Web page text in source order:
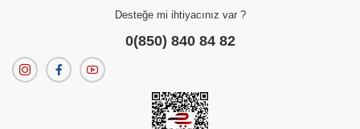
Desteğe mi ihtiyacınız var ?
0(850) 840 84 82